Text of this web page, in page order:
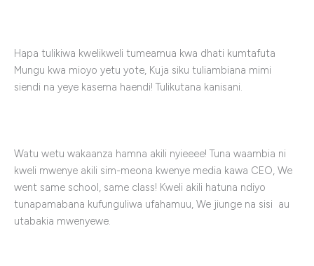
Hapa tulikiwa kwelikweli tumeamua kwa dhati kumtafuta
Mungu kwa mioyo yetu yote, Kuja siku tuliambiana mimi
siendi na yeye kasema haendi! Tulikutana kanisani.
Watu wetu wakaanza hamna akili nyieeee! Tuna waambia ni
kweli mwenye akili sim-meona kwenye media kawa CEO, We
went same school, same class! Kweli akili hatuna ndiyo
tunapamabana kufunguliwa ufahamuu, We jiunge na sisi au
utabakia mwenyewe.